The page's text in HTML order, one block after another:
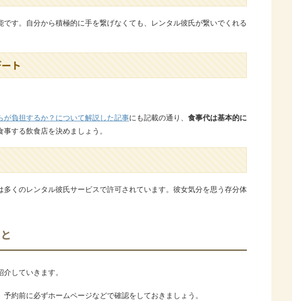
す。自分から積極的に手を繋げなくても、レンタル彼氏が繋いでくれる
ト
が負担するか？について解説した記事にも記載の通り、 食事代は基本的に
する飲食店を決めましょう。
くのレンタル彼氏サービスで許可されています。彼女気分を思う存分体
していきます。
約前に必ずホームページなどで確認をしておきましょう。